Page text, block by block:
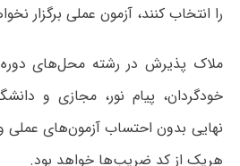
را انتخاب کنند، آزمون عملی برگزار
ملاک پذیرش در رشته محل‌های
خودگردان، پیام نور، مجازی و
نهایی بدون احتساب آزمون‌های
هریک از کد ضریب‌ها خواهد بود.